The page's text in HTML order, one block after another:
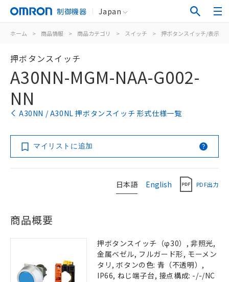
制御機器 Japan
ホーム > 商品情報 > 商品カテゴリ > スイッチ > 押ボタンスイッチ/表示灯
押ボタンスイッチ
A30NN-MGM-NAA-G002-
NN
A30NN / A30NL 押ボタンスイッチ 形式仕様一覧
マイリストに追加
日本語 English PDF出力
商品概要
押ボタンスイッチ（φ30）, 非照光,
金属ベゼル, フルガード形, モーメン
タリ, ボタンの色: 青（不透明）,
IP66, ねじ端子台, 接点構成: -/-/NC